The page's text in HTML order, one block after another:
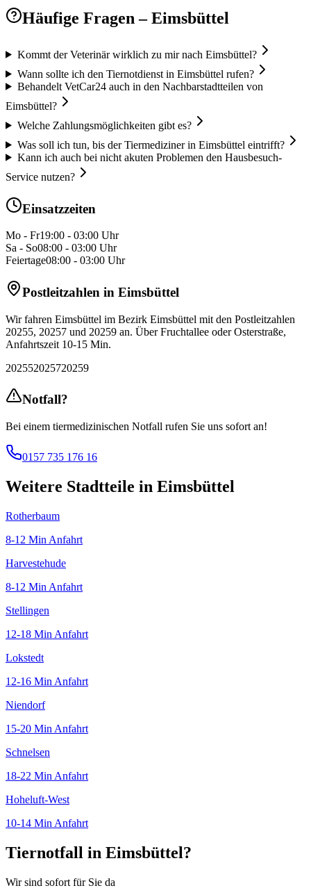
Häufige Fragen – Eimsbüttel
Kommt der Veterinär wirklich zu mir nach Eimsbüttel?
Wann sollte ich den Tiernotdienst in Eimsbüttel rufen?
Behandelt VetCar24 auch in den Nachbarstadtteilen von
Eimsbüttel?
Welche Zahlungsmöglichkeiten gibt es?
Was soll ich tun, bis der Tiermediziner in Eimsbüttel eintrifft?
Kann ich auch bei nicht akuten Problemen den Hausbesuch-
Service nutzen?
Einsatzzeiten
Mo - Fr19:00 - 03:00 Uhr
Sa - So08:00 - 03:00 Uhr
Feiertage08:00 - 03:00 Uhr
Postleitzahlen in Eimsbüttel
Wir fahren Eimsbüttel im Bezirk Eimsbüttel mit den Postleitzahlen
20255, 20257 und 20259 an. Über Fruchtallee oder Osterstraße,
Anfahrtszeit 10-15 Min.
202552025720259
Notfall?
Bei einem tiermedizinischen Notfall rufen Sie uns sofort an!
0157 735 176 16
Weitere Stadtteile in Eimsbüttel
Rotherbaum
8-12 Min Anfahrt
Harvestehude
8-12 Min Anfahrt
Stellingen
12-18 Min Anfahrt
Lokstedt
12-16 Min Anfahrt
Niendorf
15-20 Min Anfahrt
Schnelsen
18-22 Min Anfahrt
Hoheluft-West
10-14 Min Anfahrt
Tiernotfall in Eimsbüttel?
Wir sind sofort für Sie da